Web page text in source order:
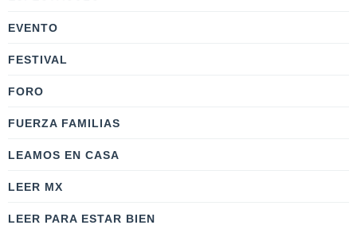
EVENTO
FESTIVAL
FORO
FUERZA FAMILIAS
LEAMOS EN CASA
LEER MX
LEER PARA ESTAR BIEN